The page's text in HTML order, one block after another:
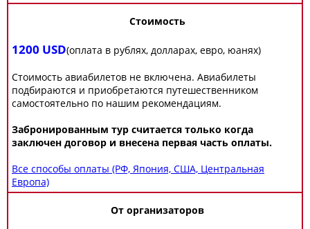
Стоимость
1200 USD(оплата в рублях, долларах, евро, юанях)
Стоимость авиабилетов не включена. Авиабилеты
подбираются и приобретаются путешественником
самостоятельно по нашим рекомендациям.
Забронированным тур считается только когда
заключен договор и внесена первая часть оплаты.
Все способы оплаты (РФ, Япония, США, Центральная
Европа)
От организаторов